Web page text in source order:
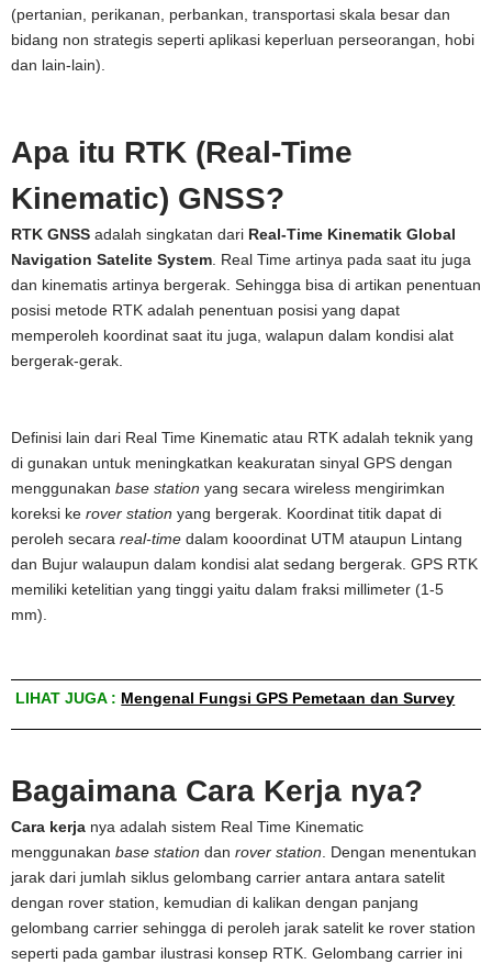
(pertanian, perikanan, perbankan, transportasi skala besar dan
bidang non strategis seperti aplikasi keperluan perseorangan, hobi
dan lain-lain).
Apa itu RTK (Real-Time
Kinematic) GNSS?
RTK GNSS adalah singkatan dari Real-Time Kinematik Global
Navigation Satelite System. Real Time artinya pada saat itu juga
dan kinematis artinya bergerak. Sehingga bisa di artikan penentuan
posisi metode RTK adalah penentuan posisi yang dapat
memperoleh koordinat saat itu juga, walapun dalam kondisi alat
bergerak-gerak.
Definisi lain dari Real Time Kinematic atau RTK adalah teknik yang
di gunakan untuk meningkatkan keakuratan sinyal GPS dengan
menggunakan base station yang secara wireless mengirimkan
koreksi ke rover station yang bergerak. Koordinat titik dapat di
peroleh secara real-time dalam kooordinat UTM ataupun Lintang
dan Bujur walaupun dalam kondisi alat sedang bergerak. GPS RTK
memiliki ketelitian yang tinggi yaitu dalam fraksi millimeter (1-5
mm).
LIHAT JUGA : Mengenal Fungsi GPS Pemetaan dan Survey
Bagaimana Cara Kerja nya?
Cara kerja nya adalah sistem Real Time Kinematic
menggunakan base station dan rover station . Dengan menentukan
jarak dari jumlah siklus gelombang carrier antara antara satelit
dengan rover station, kemudian di kalikan dengan panjang
gelombang carrier sehingga di peroleh jarak satelit ke rover station
seperti pada gambar ilustrasi konsep RTK. Gelombang carrier ini